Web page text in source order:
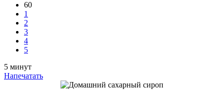
60
1
2
3
4
5
5 минут
Напечатать